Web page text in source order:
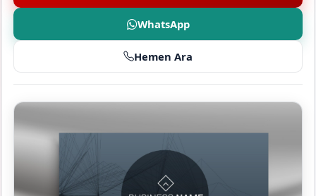
WhatsApp
Hemen Ara